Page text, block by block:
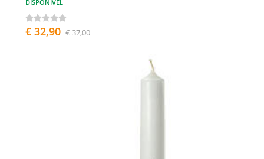
DISPONÍVEL
€ 32,90 € 37,00